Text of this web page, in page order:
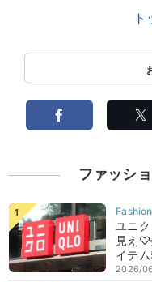
ファッシ
ユニ
見え♡
イテ
2026/